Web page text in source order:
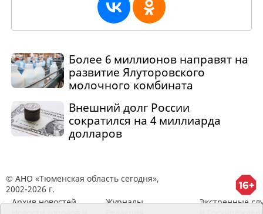
Более 6 миллионов направят на
развитие Ялуторовского
молочного комбината
Внешний долг России
сократился на 4 миллиарда
долларов
© АНО «Тюменская область сегодня»,
2002-2026 г.
Архив новостей
Журналы
Экстренные